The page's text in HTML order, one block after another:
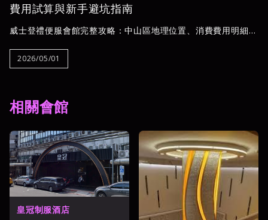
費用試算與新手避坑指南
威士登禮便服會館完整攻略：中山區地理位置、消費費用明細
手常見誤區破解。夜王娛樂提供透明費用試算與18:00–05:00專
業客服，幫你安心規劃每一次消費。
2026/05/01
相關會館
皇冠制服酒店